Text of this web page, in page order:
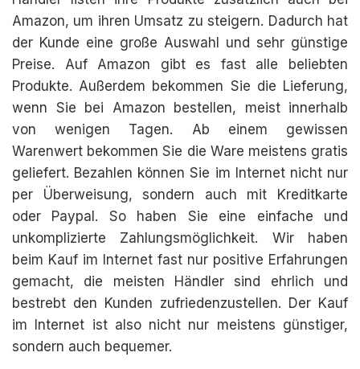
Amazon, um ihren Umsatz zu steigern. Dadurch hat
der Kunde eine große Auswahl und sehr günstige
Preise. Auf Amazon gibt es fast alle beliebten
Produkte. Außerdem bekommen Sie die Lieferung,
wenn Sie bei Amazon bestellen, meist innerhalb
von wenigen Tagen. Ab einem gewissen
Warenwert bekommen Sie die Ware meistens gratis
geliefert. Bezahlen können Sie im Internet nicht nur
per Überweisung, sondern auch mit Kreditkarte
oder Paypal. So haben Sie eine einfache und
unkomplizierte Zahlungsmöglichkeit. Wir haben
beim Kauf im Internet fast nur positive Erfahrungen
gemacht, die meisten Händler sind ehrlich und
bestrebt den Kunden zufriedenzustellen. Der Kauf
im Internet ist also nicht nur meistens günstiger,
sondern auch bequemer.